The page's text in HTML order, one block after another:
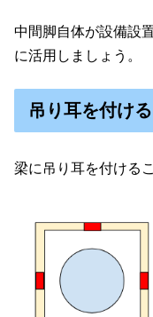
中間脚自体が設備設
に活用しましょう。
吊り耳を付ける
梁に吊り耳を付ける